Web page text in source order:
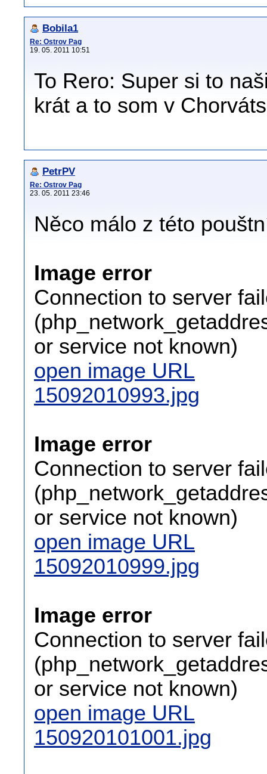
Bobila1
Re: Ostrov Pag
19. 05. 2011 10:51
To Rero: Super si to
krát a to som v
PetrPV
Re: Ostrov Pag
23. 05. 2011 23:46
Něco málo z této
Image error
Connection to server
or service not known)
open image URL
15092010993.jpg
Image error
Connection to server
or service not known)
open image URL
15092010999.jpg
Image error
Connection to server
or service not known)
open image URL
150920101001.jpg